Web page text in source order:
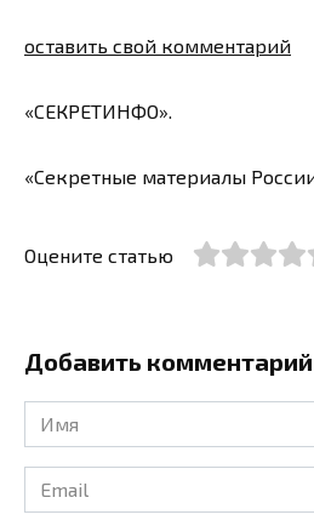
оставить свой комментарий
«СЕКРЕТИНФО».
«Секретные материалы
Оцените статью
Добавить комментарий
Имя
*
Email
*